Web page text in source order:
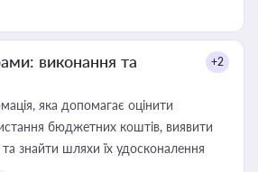
виконання та
+2
яка допомагає оцінити
бюджетних коштів, виявити
та знайти шляхи їх удосконалення